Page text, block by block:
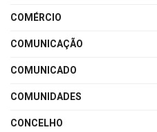
COMÉRCIO
COMUNICAÇÃO
COMUNICADO
COMUNIDADES
CONCELHO